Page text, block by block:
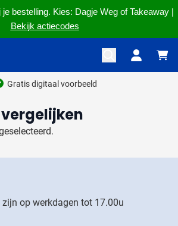
bestelling. Kies: Dagje Weg of Takeaway |
Bekijk actiecodes
Gratis digitaal voorbeeld
zijn op werkdagen tot 17.00u